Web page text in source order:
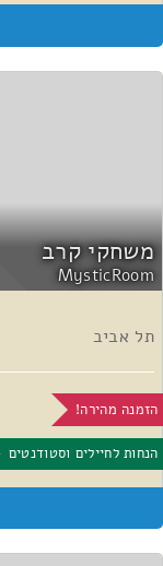
משחקי קרב
MysticRoom
תל אביב
הזמנה מהירה!
הנחות לחיילים וסטודנטים